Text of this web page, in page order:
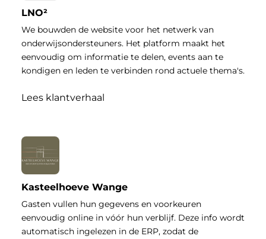
LNO²
We bouwden de website voor het netwerk van
onderwijsondersteuners. Het platform maakt het
eenvoudig om informatie te delen, events aan te
kondigen en leden te verbinden rond actuele thema's.
Lees klantverhaal
Kasteelhoeve Wange
Gasten vullen hun gegevens en voorkeuren
eenvoudig online in vóór hun verblijf. Deze info wordt
automatisch ingelezen in de ERP, zodat de